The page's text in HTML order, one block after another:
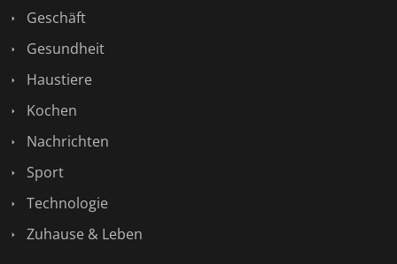
Geschäft
Gesundheit
Haustiere
Kochen
Nachrichten
Sport
Technologie
Zuhause & Leben